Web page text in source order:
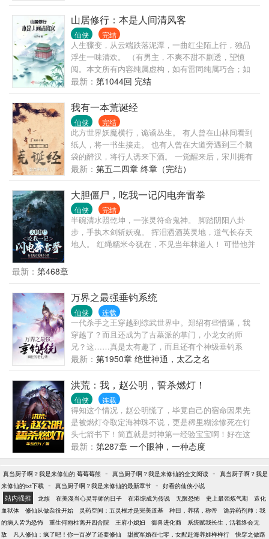
山居修行：本是人间清风客
仙侠 完结
人生骤变，从云端跌落泥潭，一曲红尘陌上行，独品
浮生一味清欢。 （有男主，不爽不甜不剧透，望慎
阅。本文所有内容纯属虚构，如有雷同纯属巧合；如
有危险情节请勿模仿！！！谢谢大家的阅读与支持
~。）
最新： 第1044回 完结
我有一本荒诞经
仙侠 完结
此方世界妖魔横行，诡谲丛生。 有人曾在山林间看到
纸人，将一书生接走。 也有人曾在大道旁遇到三个脑
袋的醉汉，将行人诱来下酒。 一觉醒来后，宋川拥有
了一本能收录诡异的旧书，收录越多，自身越强，还
能随机得到一些诡异的功法。 【盗棺法】：身眠棺中
葬于阴脉不死者，可得身担五岳之力。 【大渊种】：
以白骨为土壤，以血肉做养料，待种子开花，必将荼
毒天下。 【太岁经】：世人皆逃不过种种苦难，以至
亲为祭品，其中虔诚者，可得懒、衰、刑等人虫卵一
枚，虫卵破壳，人虫祸岁。
最新： 第五二四章 终章（完结）
大胆僵尸，吃我一记闪电奔雷拳
仙侠 完结
半碗清水照乾坤，一张灵符命鬼神。 脚踏阴阳八卦
步，手执木剑斩妖魂。 挥泪洒酒英灵地，道气长存天
地人。 红绳糯米今犹在，不见当年林道人！ 可惜他并
最新： 第468章
万界之最强垂钓系统
仙侠 连载
一代杀手之王穿越到综武世界中。郑绍有些懵逼，我
穿越了？而且还成为了古墓派的掌门，小龙女的师
兄？这……真是太有趣了，而且还有个神级垂钓系
统？嘎嘎！“叮，恭喜宿主，垂钓获得武动乾琨世界，
一品丹药，阳元丹”“叮，恭喜宿主，垂钓获得风云世
界，十品武学功法，玄武真功”“叮，恭喜宿主，垂钓获
得斗罗世界，外附魂骨”“叮，恭喜宿主，垂钓获得武动
乾琨世界，吞噬祖符”……只要垂钓给力，所谓的高手
都是渣渣
最新： 第1950章 绝世神通，太乙之名
洪荒：我，赵公明，誓杀燃灯！
仙侠 连载
得知这个情况，赵公明慌了，毕竟自己的宿命因果先
是被燃灯夺取定海神珠不说，更是稀里糊涂惨死在钉
头七箭书下！简直就是封神第一经验宝宝啊！好在这
时，鸿蒙推演系统激活！可推演世间一切，功法，跟
脚，境界，灵宝，灵根等！后天生灵的跟脚推演至混
沌第一神魔！上清仙法推演成盘古修炼的九转神功！
二十四定海神珠推演至混沌至宝！净世白莲可推演成
三十六品混沌青莲！......就这样，洪荒第一壕出现了！
并且等到封神之战开启的时候，赵公明一战封神，整
个量劫成了他的个人秀！杀燃灯，斩陆压，到最后甚
至还和通天一起大战四大圣人！！
最新： 第287章 一个眼神，一种态度
真当厨子啊？我是来修仙的 莓莓莓熊 - 真当厨子啊？我是来修仙的全文阅读 - 真当厨子啊？我是
来修仙的txt下载 - 真当厨子啊？我是来修仙的最新章节 - 好看的仙侠小说
站内强推 龙族 在美漫当心灵导师的日子 在港综成为传说 无限恐怖 史上最强炼气期
造化
血狱体
修仙从做杂役开始 灵药空间：五灵根才是完美道基 种田，养猪，称帝
诡异药剂师：我
的病人皆为恐怖
重生何雨柱离开四合院 王府小媳妇 御兽进化商
系统赋我长生，活着终会无
敌
凡人修仙：疯了吧！你一百岁了还要修仙 甜蜜军婚在七零，女配赶海养娃样样行
快穿之做路